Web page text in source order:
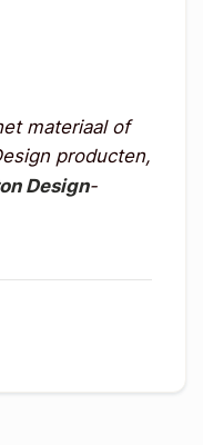
materiaal of
producten,
Design-